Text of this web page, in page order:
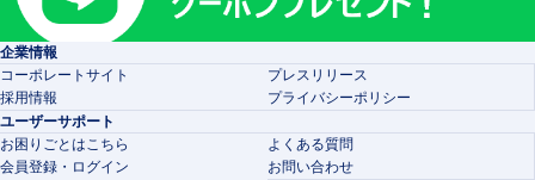
企業情報
コーポレートサイト
プレスリリース
採用情報
プライバシーポリシー
ユーザーサポート
お困りごとはこちら
よくある質問
会員登録・ログイン
お問い合わせ